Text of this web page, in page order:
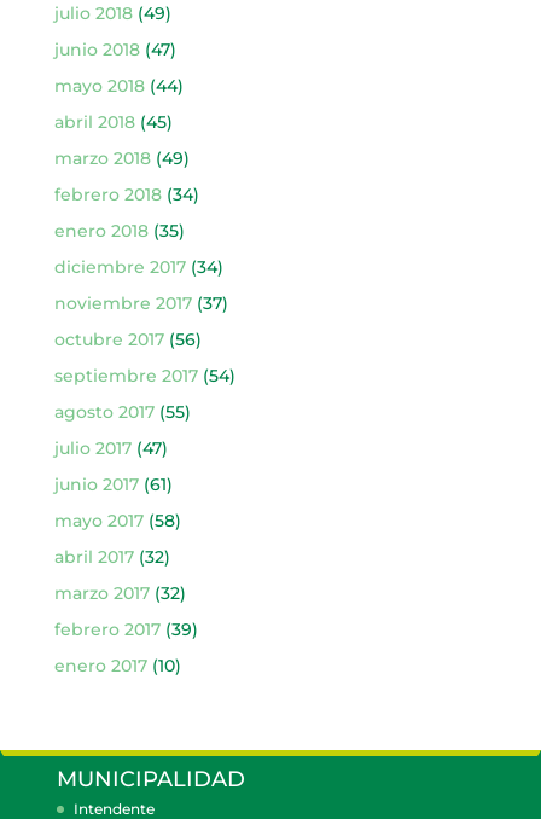
julio 2018(49)
junio 2018(47)
mayo 2018(44)
abril 2018(45)
marzo 2018(49)
febrero 2018(34)
enero 2018(35)
diciembre 2017(34)
noviembre 2017(37)
octubre 2017(56)
septiembre 2017(54)
agosto 2017(55)
julio 2017(47)
junio 2017(61)
mayo 2017(58)
abril 2017(32)
marzo 2017(32)
febrero 2017(39)
enero 2017(10)
MUNICIPALIDAD
Intendente